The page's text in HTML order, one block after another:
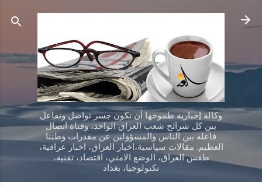
التخطي إلى المحتوى الرئيسي
وكالة إخبارية طموحها أن تكون جسر تواصل وتفاعل
بين كل شرائح شعب العراق الواحد، وقناة اتصال
فاعلة بين الناس والمسؤولين عن مقدرات وطننا
العظيم. مقالات سياسية،اخبار العراق، اخبار عراقية،
طقس العراق، الوضع الامني، اقتصاد، تقنية،
تكنولوجيا، بغداد